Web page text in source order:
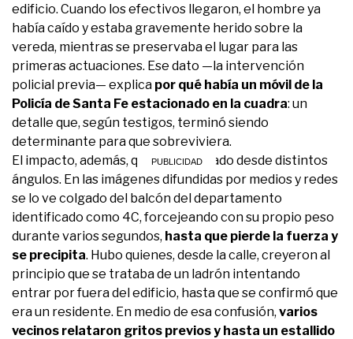
edificio. Cuando los efectivos llegaron, el hombre ya
había caído y estaba gravemente herido sobre la
vereda, mientras se preservaba el lugar para las
primeras actuaciones. Ese dato —la intervención
policial previa— explica por qué había un móvil de la
Policía de Santa Fe estacionado en la cuadra: un
detalle que, según testigos, terminó siendo
determinante para que sobreviviera.
El impacto, además, quedó registrado desde distintos
ángulos. En las imágenes difundidas por medios y redes
se lo ve colgado del balcón del departamento
identificado como 4C, forcejeando con su propio peso
durante varios segundos, hasta que pierde la fuerza y
se precipita. Hubo quienes, desde la calle, creyeron al
principio que se trataba de un ladrón intentando
entrar por fuera del edificio, hasta que se confirmó que
era un residente. En medio de esa confusión, varios
vecinos relataron gritos previos y hasta un estallido